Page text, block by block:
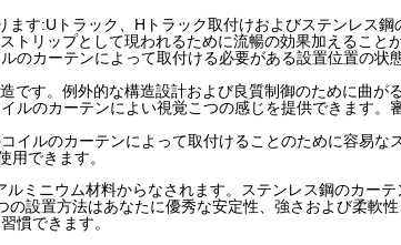
ます:Uトラック、Hトラック取付けおよびステンレス鋼
トリップとして現われるために流暢の効果加えること
のカーテンによって取付ける必要がある設置位置の状
です。例外的な構造設計および良質制御のために曲が
ルのカーテンによい視覚こつの感じを提供できます。
イルのカーテンによって取付けることのために容易な
用できます。
ルミニウム材料からなされます。ステンレス鋼のカー
の設置方法はあなたに優秀な安定性、強さおよび柔軟
慣できます。